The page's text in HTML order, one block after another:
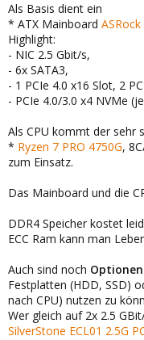
Als Basis dient ein
* ATX Mainboard
Highlight:
- NIC 2.5 Gbit/s,
- 6x SATA3,
- 1 PCIe 4.0 x16 Slot, 2
- PCIe 4.0/3.0 x4 NVMe
Als CPU kommt der sehr
* Ryzen 7 PRO 4750G,
zum Einsatz.
Das Mainboard und die
DDR4 Speicher kostet
ECC Ram kann man
Auch sind noch Optionen
Festplatten (HDD, SSD)
nach CPU) nutzen zu
Wer gleich auf 2x 2.5
SilverStone ECL01 2.5G